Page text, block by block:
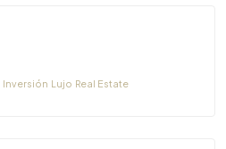
Inversión Lujo Real Estate